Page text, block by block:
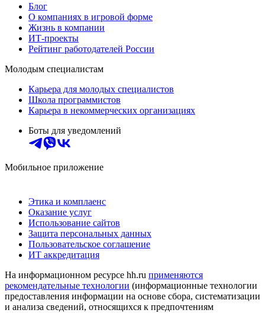
Блог
О компаниях в игровой форме
Жизнь в компании
ИТ-проекты
Рейтинг работодателей России
Молодым специалистам
Карьера для молодых специалистов
Школа программистов
Карьера в некоммерческих организациях
Боты для уведомлений
Мобильное приложение
Этика и комплаенс
Оказание услуг
Использование сайтов
Защита персональных данных
Пользовательское соглашение
ИТ аккредитация
На информационном ресурсе hh.ru применяются
рекомендательные технологии (информационные технологии
предоставления информации на основе сбора, систематизации
и анализа сведений, относящихся к предпочтениям